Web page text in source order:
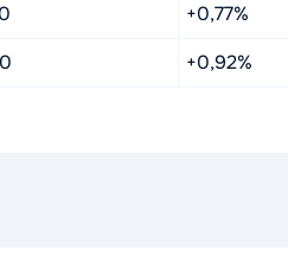
+0,77%
+0,92%